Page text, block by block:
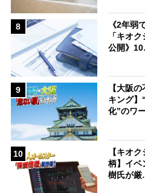
8
《2年弱
「キオ
公開》
9
【大阪
キング】
化”のワ
10
【キオ
柄】イベ
樹氏が